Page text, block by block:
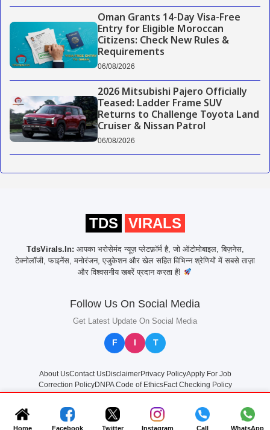
Oman Grants 14-Day Visa-Free
Entry for Eligible Moroccan
Citizens: Check New Rules &
Requirements
06/08/2026
2026 Mitsubishi Pajero Officially
Teased: Ladder Frame SUV
Returns to Challenge Toyota Land
Cruiser & Nissan Patrol
06/08/2026
Home Facebook Twitter Instagram Call WhatsApp
TDS VIRALS
TdsVirals.In: आपका भरोसेमंद न्यूज़ प्लेटफ़ॉर्म है, जो ऑटोमोबाइल, बिज़नेस,
टेक्नोलॉजी, फाइनेंस, मनोरंजन, एजुकेशन और खेल सहित विभिन्न श्रेणियों में सबसे ताज़ा
और विश्वसनीय खबरें प्रदान करता हैं!
Follow Us On Social Media
Get Latest Update On Social Media
F I T
About UsContact UsDisclaimerPrivacy PolicyApply For Job
Correction PolicyDNPA Code of EthicsFact Checking Policy
© 2025 TdsVirals.In All rights reserved